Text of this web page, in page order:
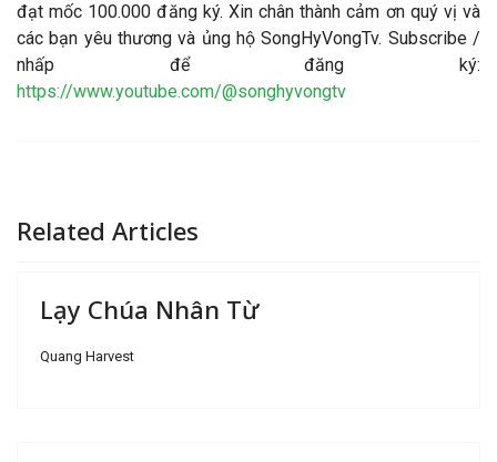
đạt mốc 100.000 đăng ký. Xin chân thành cảm ơn quý vị và
các bạn yêu thương và ủng hộ SongHyVongTv. Subscribe /
nhấp để đăng ký:
https://www.youtube.com/@songhyvongtv
Related Articles
Lạy Chúa Nhân Từ
Quang Harvest